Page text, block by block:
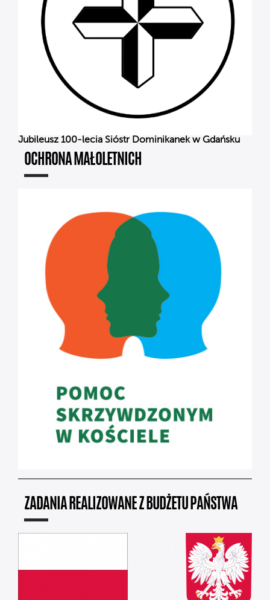
Jubileusz 100-lecia Sióstr Dominikanek w Gdańsku
OCHRONA MAŁOLETNICH
ZADANIA REALIZOWANE Z BUDŻETU PAŃSTWA